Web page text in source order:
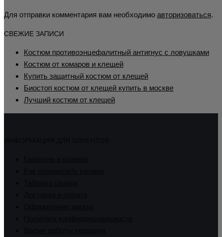
Для отправки комментария вам необходимо авторизоваться.
СВЕЖИЕ ЗАПИСИ
Костюм противоэнцефалитный антигнус с ловушками
Костюм от комаров и клещей
Купить защитный костюм от клещей
Биостоп костюм от клещей купить в москве
Лучший костюм от клещей